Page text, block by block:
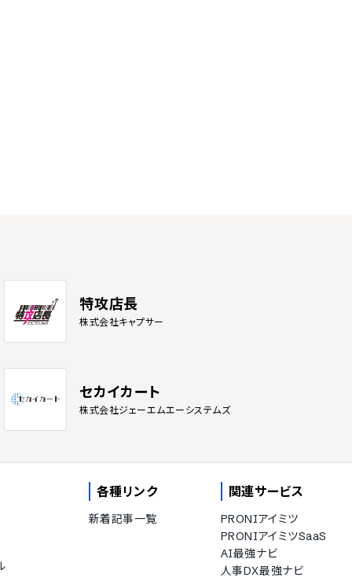
特攻店長
株式会社キャプサー
セカイカート
株式会社ジェーエムエーシステムズ
各種リンク
新着記事一覧
関連サービス
PRONIアイミツ
PRONIアイミツSaaS
AI最強ナビ
人事DX最強ナビ